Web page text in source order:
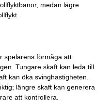
medan lägre
spelarens förmåga att
Tungare skaft kan leda till
kan öka svinghastigheten.
längre skaft kan generera
att kontrollera.